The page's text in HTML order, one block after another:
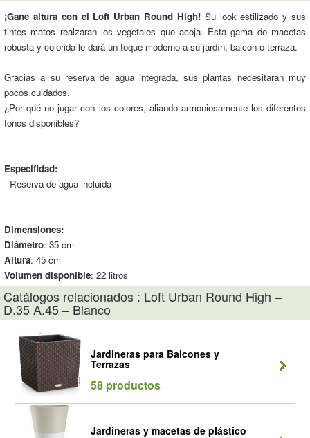
¡Gane altura con el Loft Urban Round High!Su look estilizado y sus
tintes matos realzaran los vegetales que acoja. Esta gama de macetas
robusta y colorida le dará un toque moderno a su jardín, balcón o terraza.
Gracias a su reserva de agua integrada, sus plantas necesitaran muy
pocos cuidados.
¿Por qué no jugar con los colores, aliando armoniosamente los diferentes
tonos disponibles?
Especifidad:
- Reserva de agua incluida
Dimensiones:
Diámetro: 35 cm
Altura: 45 cm
Volumen disponible: 22 litros
Catálogos relacionados : Loft Urban Round High –
D.35 A.45 – Blanco
Jardineras para Balcones y
Terrazas
58 productos
Jardineras y macetas de plástico